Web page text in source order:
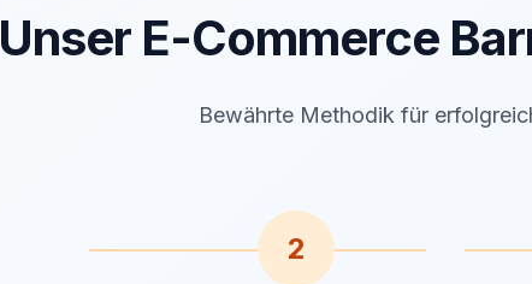
Unser E-Commerce
Bewährte Methodik für
2